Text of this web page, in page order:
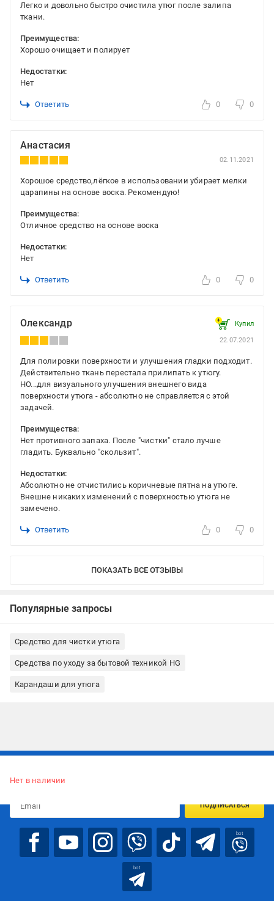
Легко и довольно быстро очистила утюг после залипа
ткани.
Преимущества:
Хорошо очищает и полирует
Недостатки:
Нет
Ответить 0 0
Анастасия
02.11.2021
Хорошое средство,лёгкое в использовании убирает мелки
царапины на основе воска. Рекомендую!
Преимущества:
Отличное средство на основе воска
Недостатки:
Нет
Ответить 0 0
Олександр Купил
22.07.2021
Для полировки поверхности и улучшения гладки подходит.
Действительно ткань перестала прилипать к утюгу.
НО...для визуального улучшения внешнего вида
поверхности утюга - абсолютно не справляется с этой
задачей.
Преимущества:
Нет противного запаха. После "чистки" стало лучше
гладить. Буквально "скользит".
Недостатки:
Абсолютно не отчистились коричневые пятна на утюге.
Внешне никаких изменений с поверхностью утюга не
замечено.
Ответить 0 0
ПОКАЗАТЬ ВСЕ ОТЗЫВЫ
Популярные запросы
Средство для чистки утюга
Средства по уходу за бытовой техникой HG
Карандаши для утюга
Нет в наличии
ПОДПИСАТЬСЯ
bot
bot